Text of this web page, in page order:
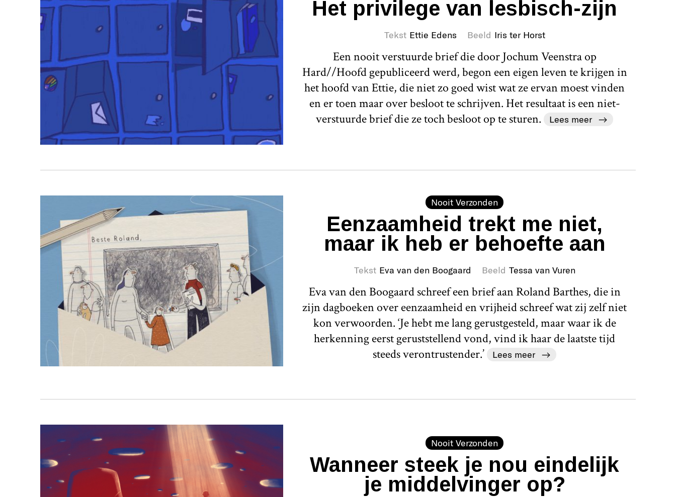
Het privilege van lesbisch-zijn
Tekst Ettie Edens Beeld Iris ter Horst
Een nooit verstuurde brief die door Jochum Veenstra op
Hard//Hoofd gepubliceerd werd, begon een eigen leven te krijgen in
het hoofd van Ettie, die niet zo goed wist wat ze ervan moest vinden
en er toen maar over besloot te schrijven. Het resultaat is een niet-
verstuurde brief die ze toch besloot op te sturen.
Lees meer
Nooit Verzonden
Eenzaamheid trekt me niet,
maar ik heb er behoefte aan
Tekst Eva van den Boogaard Beeld Tessa van Vuren
Eva van den Boogaard schreef een brief aan Roland Barthes, die in
zijn dagboeken over eenzaamheid en vrijheid schreef wat zij zelf niet
kon verwoorden. ‘Je hebt me lang gerustgesteld, maar waar ik de
herkenning eerst geruststellend vond, vind ik haar de laatste tijd
steeds verontrustender.’
Lees meer
Nooit Verzonden
Wanneer steek je nou eindelijk
je middelvinger op?